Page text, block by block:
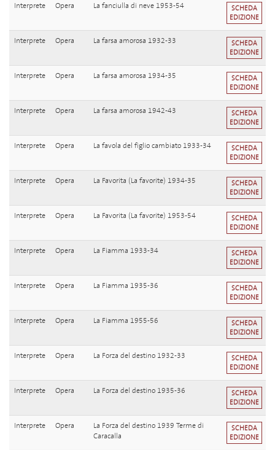
Interprete Opera La fanciulla di neve 1953-54
SCHEDA
EDIZIONE
Interprete Opera La farsa amorosa 1932-33
SCHEDA
EDIZIONE
Interprete Opera La farsa amorosa 1934-35
SCHEDA
EDIZIONE
Interprete Opera La farsa amorosa 1942-43
SCHEDA
EDIZIONE
Interprete Opera La favola del figlio cambiato 1933-34
SCHEDA
EDIZIONE
Interprete Opera La Favorita (La favorite) 1934-35
SCHEDA
EDIZIONE
Interprete Opera La Favorita (La favorite) 1953-54
SCHEDA
EDIZIONE
Interprete Opera La Fiamma 1933-34
SCHEDA
EDIZIONE
Interprete Opera La Fiamma 1935-36
SCHEDA
EDIZIONE
Interprete Opera La Fiamma 1955-56
SCHEDA
EDIZIONE
Interprete Opera La Forza del destino 1932-33
SCHEDA
EDIZIONE
Interprete Opera La Forza del destino 1935-36
SCHEDA
EDIZIONE
Interprete Opera
La Forza del destino 1939 Terme di
Caracalla
SCHEDA
EDIZIONE